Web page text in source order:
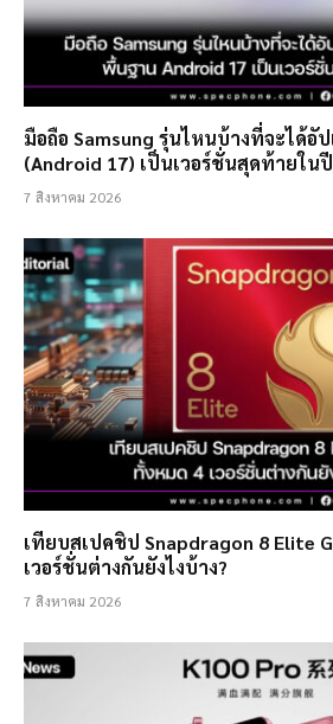
มือถือ Samsung รุ่นไหนบ้างที่จะได้อัป
(Android 17) เป็นเวอร์ชั่นสุดท้ายใน
7 สิงหาคม 2026
เทียบสเปคชิป Snapdragon 8 Elite
เวอร์ชั่นต่างกันยังไงบ้าง?
7 สิงหาคม 2026